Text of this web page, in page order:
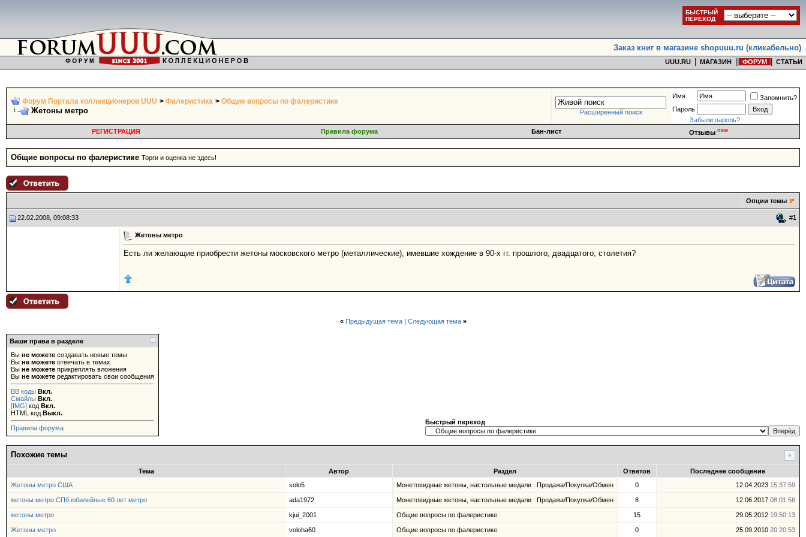
БЫСТРЫЙ
ПЕРЕХОД
Заказ книг в магазине shopuuu.ru (кликабельно)
UUU.RU МАГАЗИН ФОРУМ СТАТЬИ
Форум Портала коллекционеров UUU > Фалеристика > Общие вопросы по фалеристике
Жетоны метро Расширенный поиск
Имя
Запомнить?
Пароль
Забыли пароль?
РЕГИСТРАЦИЯ
Правила форума Бан-лист Отзывы new
Общие вопросы по фалеристике Торги и оценка не здесь!
Опции темы
22.02.2008, 09:08:33 #1
Жетоны метро
Есть ли желающие приобрести жетоны московского метро (металлические), имевшие хождение в 90-х гг. прошлого, двадцатого, столетия?
« Предыдущая тема| Следующая тема »
Ваши права в разделе
Вы не можете создавать новые темы
Вы не можете отвечать в темах
Вы не можете прикреплять вложения
Вы не можете редактировать свои сообщения
BB коды Вкл.
Смайлы Вкл.
[IMG] код Вкл.
HTML код Выкл.
Правила форума
Быстрый переход
Похожие темы
Тема Автор Раздел Ответов
Последнее сообщение
Жетоны метро США
solo5 Монетовидные жетоны, настольные медали : Продажа/Покупка/Обмен 0 12.04.2023 15:37:59
жетоны метро СПб юбилейные 60 лет метро ada1972 Монетовидные жетоны, настольные медали : Продажа/Покупка/Обмен 8 12.06.2017 08:01:56
жетоны метро kjui_2001 Общие вопросы по фалеристике 15 29.05.2012 19:50:13
Жетоны метро voloha60 Общие вопросы по фалеристике 0 25.09.2010 20:20:53